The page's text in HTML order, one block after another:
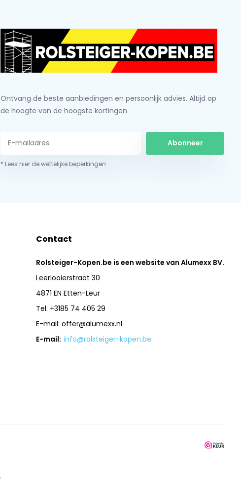
Ontvang de beste aanbiedingen en persoonlijk advies. Altijd op
de hoogte van de hoogste kortingen
Abonneer
* Lees hier de wettelijke beperkingen
Contact
Rolsteiger-Kopen.be is een website van Alumexx BV.
Leerlooierstraat 30
4871 EN Etten-Leur
Tel: +3185 74 405 29
E-mail:offer@alumexx.nl
E-mail: info@rolsteiger-kopen.be